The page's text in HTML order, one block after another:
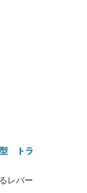
型 トラ
レバー